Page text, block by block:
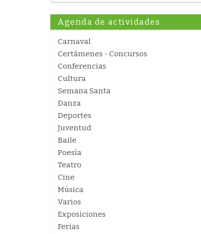
Agenda de actividades
Carnaval
Certámenes - Concursos
Conferencias
Cultura
Semana Santa
Danza
Deportes
Juventud
Baile
Poesía
Teatro
Cine
Música
Varios
Exposiciones
Ferias